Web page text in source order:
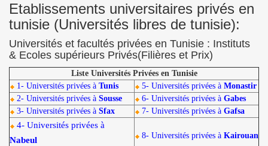
Etablissements universitaires privés en
tunisie (Universités libres de tunisie):
Universités et facultés privées en Tunisie : Instituts
& Ecoles supérieurs Privés(Filières et Prix)
Liste Universités Privées en Tunisie
1- Universités privées à Tunis 5- Universités privées à Monastir
2- Universités privées à Sousse 6- Universités privées à Gabes
3- Universités privées à Sfax 7- Universités privées à Gafsa
4- Universités privées à
Nabeul
8- Universités privées à Kairouan